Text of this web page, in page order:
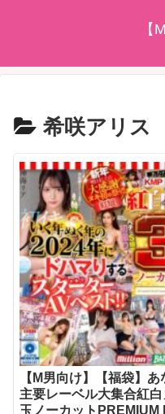
【
希咲アリス
【M男向け】【福袋】
主要レーベル大集合紅